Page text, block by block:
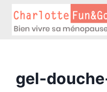
contenu
gel-